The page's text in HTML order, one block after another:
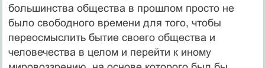
большинства общества в прошлом просто не
было свободного времени для того, чтобы
переосмыслить бытие своего общества и
человечества в целом и перейти к иному